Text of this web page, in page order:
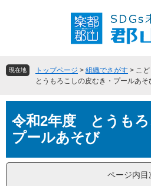
頭
飛現在地 トップページ > 組織でさがす > こ
とうもろこしの皮むき・プールあそ
文令和2年度 とうもろ
プールあそび
ページ内目